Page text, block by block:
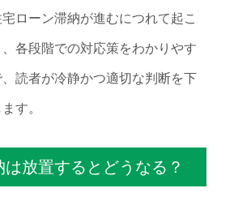
ローン滞納が進むにつれて起こ
各段階での対応策をわかりやす
、読者が冷静かつ適切な判断を下
す。
放置するとどうなる？